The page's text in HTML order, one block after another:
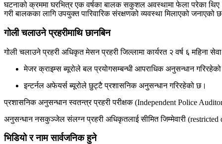
घटनाको क्रममा घरभित्र एक वर्षका बालक सकुशल अवस्थामा फेला परेका
गरी बालकका लागि उपयुक्त पारिवारिक संरक्षणको व्यवस्था मिलाएको जनाएको
गोली चलाउने प्रहरीमाथि छानबिन
गोली चलाउने प्रहरी अधिकृत मेसन प्रहरी जिल्लामा कार्यरत २ वर्ष ६ महिना
मेजर क्राइम्स ब्यूरोले बल प्रयोगसम्बन्धी आपराधिक अनुसन्धान
इन्टर्नल अफेयर्स ब्यूरोले छुट्टै प्रशासनिक अनुसन्धान गरिरहेको छ।
प्रशासनिक अनुसन्धान स्वतन्त्र प्रहरी परीक्षक (Independent Police
अनुसन्धान नसकुञ्जेल संलग्न प्रहरी अधिकृतलाई सीमित जिम्मेवारी (restricted
भिडियो र नाम सार्वजनिक हुने